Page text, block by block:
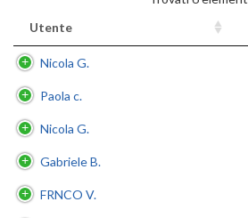
Utente
Nicola G.
Paola c.
Nicola G.
Gabriele B.
FRNCO V.